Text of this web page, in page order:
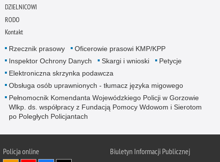
DZIELNICOWI
RODO
Kontakt
Rzecznik prasowy
Oficerowie prasowi KMP/KPP
Inspektor Ochrony Danych
Skargi i wnioski
Petycje
Elektroniczna skrzynka podawcza
Obsługa osób uprawnionych - tłumacz języka migowego
Pełnomocnik Komendanta Wojewódzkiego Policji w Gorzowie
Wlkp. ds. współpracy z Fundacją Pomocy Wdowom i Sierotom
po Poległych Policjantach
Policja online Biuletyn Informacji Publicznej